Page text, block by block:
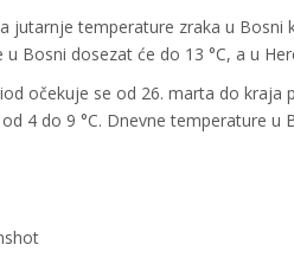
jutarnje temperature zraka u Bosni
Bosni dosezat će do 13 °C, a u
očekuje se od 26. marta do
4 do 9 °C. Dnevne temperature u